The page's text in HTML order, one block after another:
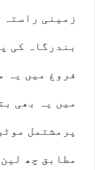
زمینی راستہ
بندرگاہ کی
فروغ میں یہ
میں یہ بھی
پرمشتمل
مطابق چھ